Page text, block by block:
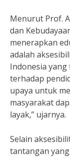
Menurut Prof.
dan
menerapkan
adalah
Indonesia yang
terhadap
upaya untuk
masyarakat
layak,” ujarnya.
Selain
tantangan